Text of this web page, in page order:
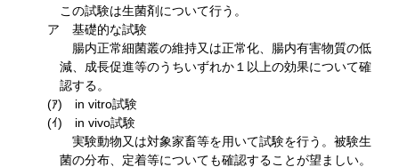
この試験は生菌剤について行う。
ア 基礎的な試験
腸内正常細菌叢の維持又は正常化、腸内有害物質の低
減、成長促進等のうちいずれか１以上の効果について確
認する。
(ｱ) in vitro試験
(ｲ) in vivo試験
実験動物又は対象家畜等を用いて試験を行う。被験生
菌の分布、定着等についても確認することが望ましい。